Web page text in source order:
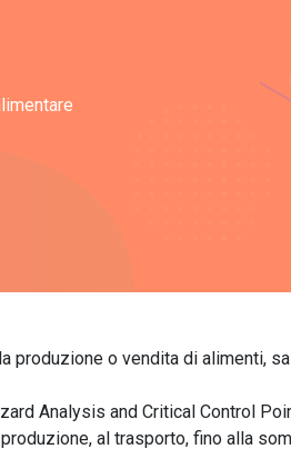
produzione o vendita di alimenti,
Analysis and Critical Control
al trasporto, fino alla